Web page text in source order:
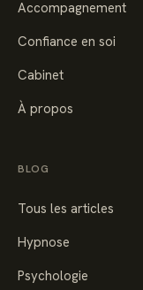
Accompagnement
Confiance en soi
Cabinet
À propos
BLOG
Tous les articles
Hypnose
Psychologie